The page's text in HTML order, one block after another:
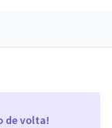
de volta!